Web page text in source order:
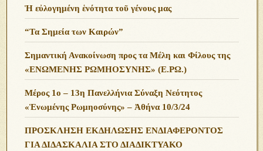
Ἡ εὐλογημένη ἑνότητα τοῦ γένους μας
“Τα Σημεία των Καιρών”
Σημαντική Ανακοίνωση προς τα Μέλη και Φίλους της
«ΕΝΩΜΕΝΗΣ ΡΩΜΗΟΣΥΝΗΣ» (Ε.ΡΩ.)
Μέρος 1ο – 13η Πανελλήνια Σύναξη Νεότητος
«Ἑνωμένης Ρωμηοσύνης» – Ἀθήνα 10/3/24
ΠΡΟΣΚΛΗΣΗ ΕΚΔΗΛΩΣΗΣ ΕΝΔΙΑΦΕΡΟΝΤΟΣ
ΓΙΑ ΔΙΔΑΣΚΑΛΙΑ ΣΤΟ ΔΙΑΔΙΚΤΥΑΚΟ